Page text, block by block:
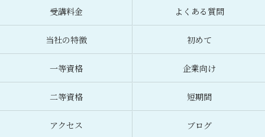
受講料金 よくある質問
当社の特徴 初めて
一等資格 企業向け
二等資格 短期間
アクセス ブログ